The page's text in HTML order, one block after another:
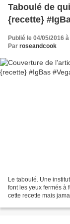
Taboulé de
{recette}
Publié le 04/05/2016
Par roseandcook
Le taboulé. Une
font les yeux fermés à
cette recette mais